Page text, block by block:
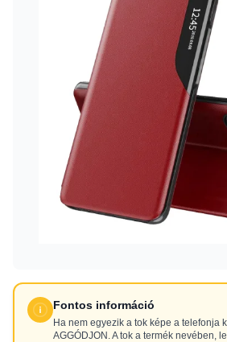
Fontos információ
Ha nem egyezik a tok képe a telefonja
AGGÓDJON. A tok a termék nevében,